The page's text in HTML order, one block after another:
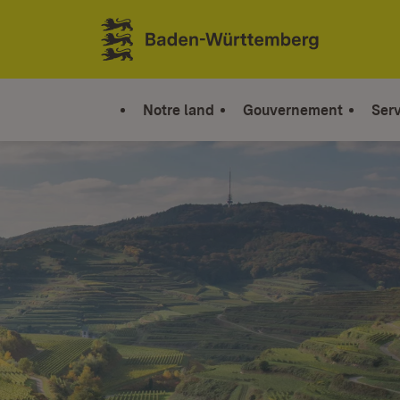
Sauter au contenu
Link zur Startseite
Notre land Gouvernement